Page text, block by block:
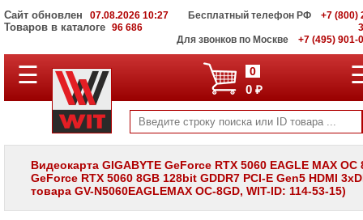
Сайт обновлен 07.08.2026 10:27
Товаров в каталоге 96 686
Бесплатный телефон РФ
+7 (800)
Для звонков по Москве
+7 (495) 901-
ПОЛНЫЙ
КАТАЛОГ
Корпоративные
серверы
WIT
хранения
данных
☰ 0
0 ₽
Видеокарта GIGABYTE GeForce RTX 5060 EAGLE MAX OC
GeForce RTX 5060 8GB 128bit GDDR7 PCI-E Gen5 HDMI
товара GV-N5060EAGLEMAX OC-8GD, WIT-ID: 114-53-15)